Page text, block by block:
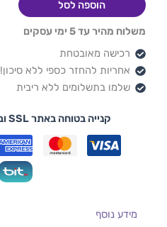
הוספה לסל
משלוח מהיר עד 5 ימי עסקים
רכישה מאובטחת
אחריות להחזר כספי ללא סיכון!
שלמו בתשלומים ללא ריבית
קנייה בטוחה באתר SSL ובסטנדרט PCI DSS
מידע נוסף